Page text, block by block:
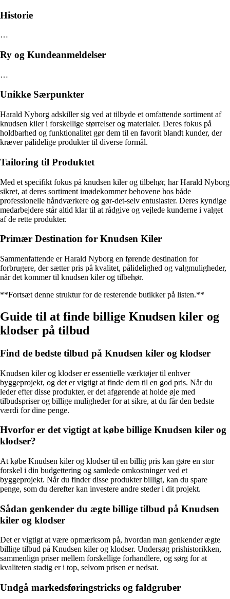
Historie
…
Ry og Kundeanmeldelser
…
Unikke Særpunkter
Harald Nyborg adskiller sig ved at tilbyde et omfattende sortiment af
knudsen kiler i forskellige størrelser og materialer. Deres fokus på
holdbarhed og funktionalitet gør dem til en favorit blandt kunder, der
kræver pålidelige produkter til diverse formål.
Tailoring til Produktet
Med et specifikt fokus på knudsen kiler og tilbehør, har Harald Nyborg
sikret, at deres sortiment imødekommer behovene hos både
professionelle håndværkere og gør-det-selv entusiaster. Deres kyndige
medarbejdere står altid klar til at rådgive og vejlede kunderne i valget
af de rette produkter.
Primær Destination for Knudsen Kiler
Sammenfattende er Harald Nyborg en førende destination for
forbrugere, der sætter pris på kvalitet, pålidelighed og valgmuligheder,
når det kommer til knudsen kiler og tilbehør.
**Fortsæt denne struktur for de resterende butikker på listen.**
Guide til at finde billige Knudsen kiler og
klodser på tilbud
Find de bedste tilbud på Knudsen kiler og klodser
Knudsen kiler og klodser er essentielle værktøjer til enhver
byggeprojekt, og det er vigtigt at finde dem til en god pris. Når du
leder efter disse produkter, er det afgørende at holde øje med
tilbudspriser og billige muligheder for at sikre, at du får den bedste
værdi for dine penge.
Hvorfor er det vigtigt at købe billige Knudsen kiler og
klodser?
At købe Knudsen kiler og klodser til en billig pris kan gøre en stor
forskel i din budgettering og samlede omkostninger ved et
byggeprojekt. Når du finder disse produkter billigt, kan du spare
penge, som du derefter kan investere andre steder i dit projekt.
Sådan genkender du ægte billige tilbud på Knudsen
kiler og klodser
Det er vigtigt at være opmærksom på, hvordan man genkender ægte
billige tilbud på Knudsen kiler og klodser. Undersøg prishistorikken,
sammenlign priser mellem forskellige forhandlere, og sørg for at
kvaliteten stadig er i top, selvom prisen er nedsat.
Undgå markedsføringstricks og faldgruber